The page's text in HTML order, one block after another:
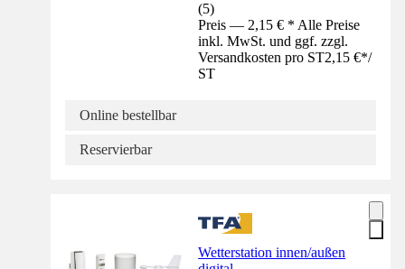
(5)
Preis — 2,15 € * Alle Preise
inkl. MwSt. und ggf. zzgl.
Versandkosten pro ST2,15 €*/
ST
Online bestellbar
Reservierbar
Wetterstation innen/außen